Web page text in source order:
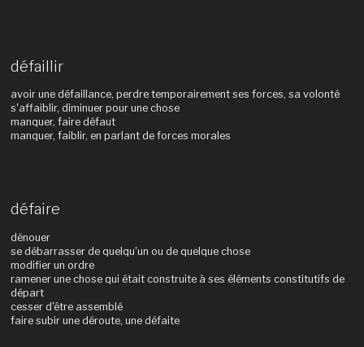
défaillir
avoir une défaillance, perdre temporairement ses forces, sa volonté
s'affaiblir, diminuer pour une chose
manquer, faire défaut
manquer, faiblir, en parlant de forces morales
défaire
dénouer
se débarrasser de quelqu'un ou de quelque chose
modifier un ordre
ramener une chose qui était construite à ses éléments constitutifs de
départ
cesser d'être assemblé
faire subir une déroute, une défaite